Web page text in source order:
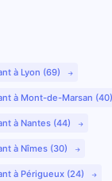
à Lyon (69)
à Mont-de-Marsan
à Nantes (44)
à Nîmes (30)
à Périgueux (24)